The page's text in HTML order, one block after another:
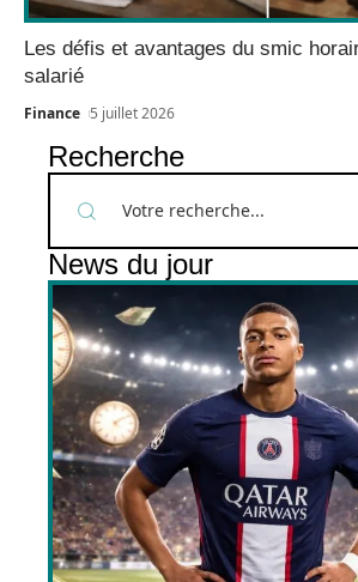
Les défis et avantages du smic
salarié
Finance 5 juillet 2026
Recherche
News du jour